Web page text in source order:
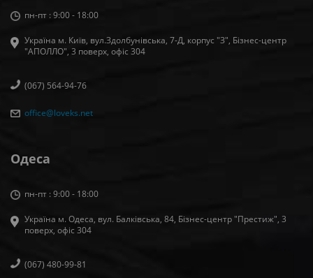
пн-пт : 9:00 - 18:00
Україна м. Київ, вул.Здолбунівська, 7-Д, корпус "З", Бізнес-центр
"АПОЛЛО", 3 поверх, офiс 304
(067) 564-94-76
office@loveks.net
Одеса
пн-пт : 9:00 - 18:00
Україна м. Одеса, вул. Балківська, 84, Бізнес-центр "Престиж", 3
поверх, офіс 304
(067) 480-99-81